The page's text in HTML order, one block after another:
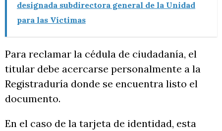
designada subdirectora general de la Unidad
para las Víctimas
Para reclamar la cédula de ciudadanía, el
titular debe acercarse personalmente a la
Registraduría donde se encuentra listo el
documento.
En el caso de la tarjeta de identidad, esta